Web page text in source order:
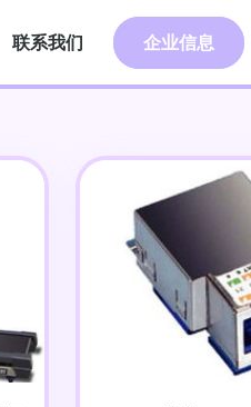
联系我们 企业信息